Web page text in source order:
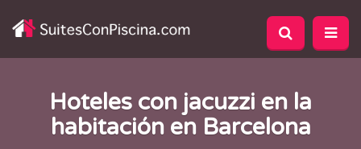
Hoteles con jacuzzi en la
habitación en Barcelona